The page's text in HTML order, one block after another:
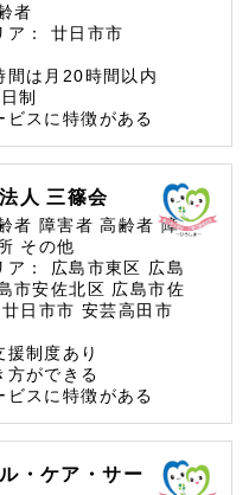
者
：
廿日市市
間は月20時間以内
制
ビスに特徴がある
人 三篠会
者 障害者高齢者障
その他
：
広島市東区 広島
市安佐北区 広島市佐
廿日市市 安芸高田市
援制度あり
方ができる
ビスに特徴がある
・ケア・サー